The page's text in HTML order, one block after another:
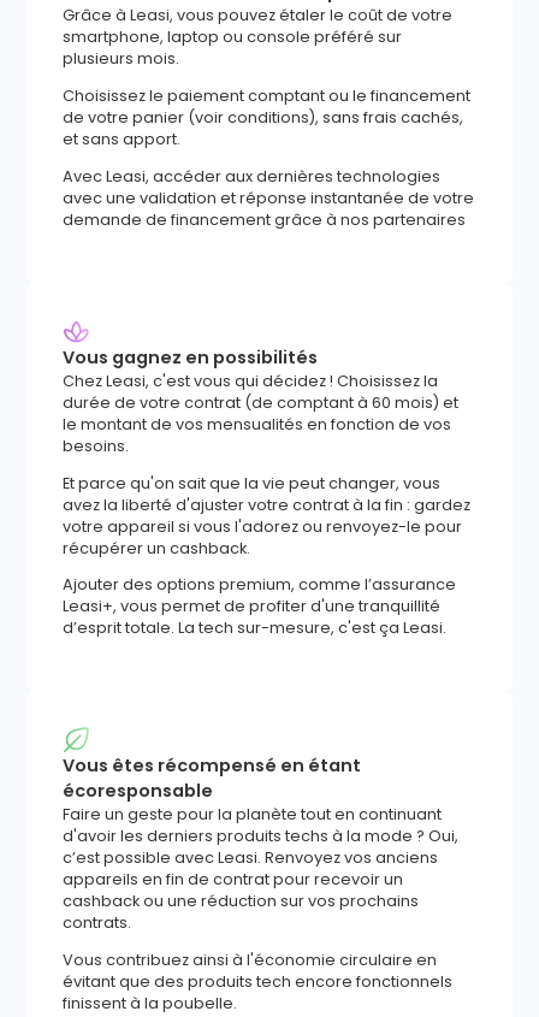
Grâce à Leasi, vous pouvez étaler le coût de votre
smartphone, laptop ou console préféré sur
plusieurs mois.
Choisissez le paiement comptant ou le financement
de votre panier (voir conditions), sans frais cachés,
et sans apport.
Avec Leasi, accéder aux dernières technologies
avec une validation et réponse instantanée de votre
demande de financement grâce à nos partenaires
Vous gagnez en possibilités
Chez Leasi, c'est vous qui décidez ! Choisissez la
durée de votre contrat (de comptant à 60 mois) et
le montant de vos mensualités en fonction de vos
besoins.
Et parce qu'on sait que la vie peut changer, vous
avez la liberté d'ajuster votre contrat à la fin : gardez
votre appareil si vous l'adorez ou renvoyez-le pour
récupérer un cashback.
Ajouter des options premium, comme l’assurance
Leasi+, vous permet de profiter d'une tranquillité
d’esprit totale. La tech sur-mesure, c'est ça Leasi.
Vous êtes récompensé en étant
écoresponsable
Faire un geste pour la planète tout en continuant
d'avoir les derniers produits techs à la mode ? Oui,
c’est possible avec Leasi. Renvoyez vos anciens
appareils en fin de contrat pour recevoir un
cashback ou une réduction sur vos prochains
contrats.
Vous contribuez ainsi à l'économie circulaire en
évitant que des produits tech encore fonctionnels
finissent à la poubelle.